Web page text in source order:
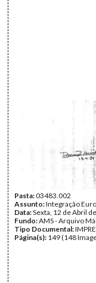
Pasta:03483.002
Assunto:Integração
Data:Sexta, 12 de Abril
Fundo:AMS - Arquivo
Tipo Documental:
Página(s): 149 (148